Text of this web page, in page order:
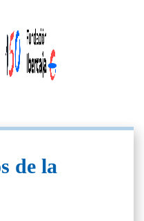
de la